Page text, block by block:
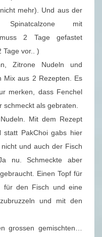
mehr). Und aus der
mit
2 Tage gefastet
Tage vor.. )
Zitrone Nudeln und
Mix aus 2 Rezepten. Es
merken, dass Fenchel
schmeckt als gebraten.
Mit dem Rezept
PakChoi gabs hier
und auch der Fisch
nu. Schmeckte aber
Einen Topf für
für den Fisch und eine
und mit den
grossen gemischten…